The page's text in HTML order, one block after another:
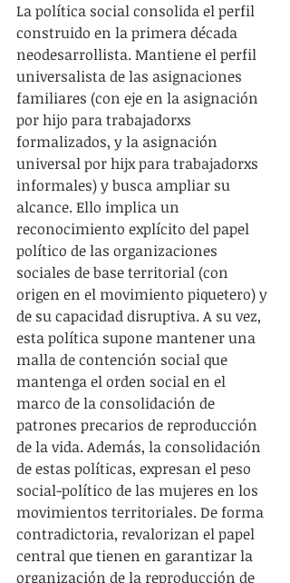
La política social consolida el perfil
construido en la primera década
neodesarrollista. Mantiene el perfil
universalista de las asignaciones
familiares (con eje en la asignación
por hijo para trabajadorxs
formalizados, y la asignación
universal por hijx para trabajadorxs
informales) y busca ampliar su
alcance. Ello implica un
reconocimiento explícito del papel
político de las organizaciones
sociales de base territorial (con
origen en el movimiento piquetero) y
de su capacidad disruptiva. A su vez,
esta política supone mantener una
malla de contención social que
mantenga el orden social en el
marco de la consolidación de
patrones precarios de reproducción
de la vida. Además, la consolidación
de estas políticas, expresan el peso
social-político de las mujeres en los
movimientos territoriales. De forma
contradictoria, revalorizan el papel
central que tienen en garantizar la
organización de la reproducción de